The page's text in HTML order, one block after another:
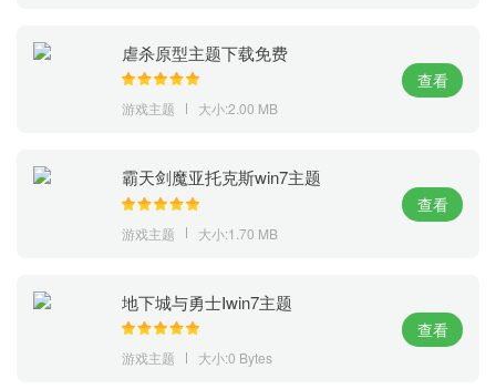
虐杀原型主题下载免费
游戏主题 大小:2.00 MB
查看
霸天剑魔亚托克斯win7主题
游戏主题 大小:1.70 MB
查看
地下城与勇士Ⅰwin7主题
游戏主题 大小:0 Bytes
查看